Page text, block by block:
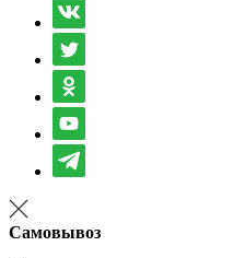
Самовывоз